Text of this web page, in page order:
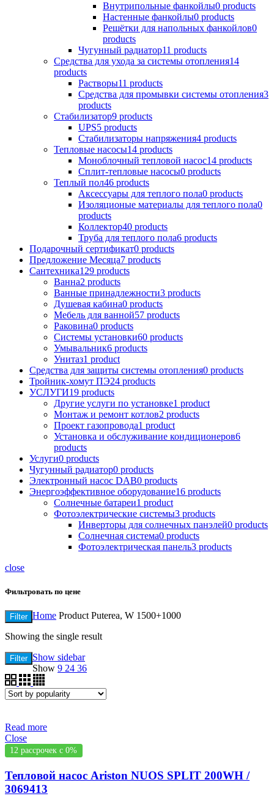
Внутрипольные фанкойлы0 products
Настенные фанкойлы0 products
Решётки для напольных фанкойлов0
products
Чугунный радиатор11 products
Средства для ухода за системы отопления14
products
Растворы11 products
Средства для промывки системы отопления3
products
Стабилизатор9 products
UPS5 products
Стабилизаторы напряжения4 products
Тепловые насосы14 products
Моноблочный тепловой насос14 products
Сплит-тепловые насосы0 products
Теплый пол46 products
Аксессуары для теплого пола0 products
Изоляционые материалы для теплого пола0
products
Коллектор40 products
Труба для теплого пола6 products
Подарочный сертификат0 products
Предложение Месяца7 products
Сантехника129 products
Ванна2 products
Ванные принадлежности3 products
Душевая кабина0 products
Мебель для ванной57 products
Раковина0 products
Системы установки60 products
Умывальник6 products
Унитаз1 product
Средства для защиты системы отопления0 products
Тройник-хомут ПЭ24 products
УСЛУГИ19 products
Другие услуги по установке1 product
Монтаж и ремонт котлов2 products
Проект газопровода1 product
Установка и обслуживание кондиционеров6
products
Услуги0 products
Чугунный радиатор0 products
Электронный насос DAB0 products
Энергоэффективное оборудование16 products
Солнечные батареи1 product
Фотоэлектрические системы3 products
Инверторы для солнечных панэлей0 products
Солнечная система0 products
Фотоэлектрическая панель3 products
close
Фильтровать по цене
Filter Home Product Puterea, W 1500+1000
Showing the single result
Filter Show sidebar
Show 9 24 36
Read more
Close
12 рассрочек с 0%
Тепловой насос Ariston NUOS SPLIT 200WH /
3069413